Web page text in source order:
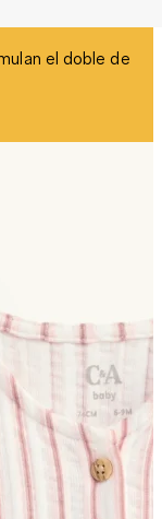
el doble de